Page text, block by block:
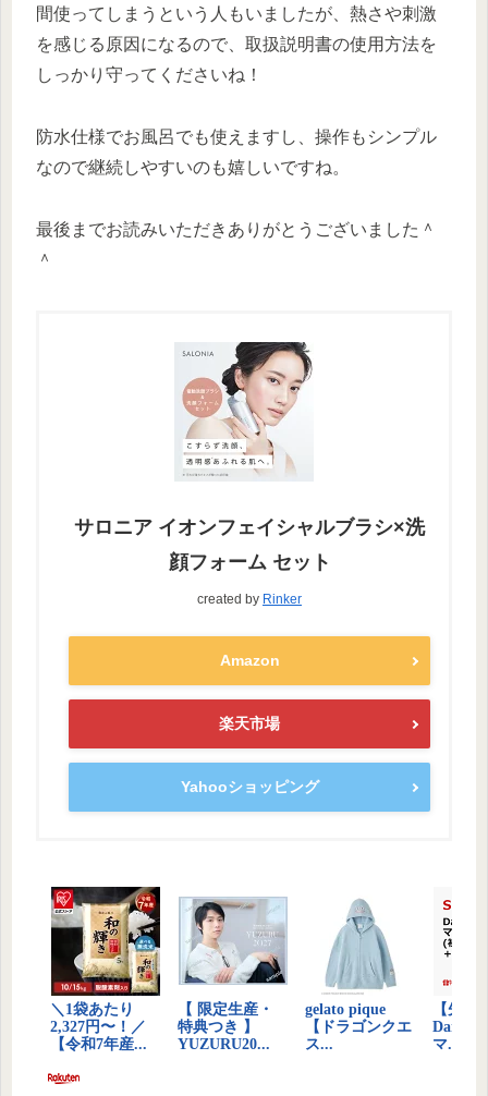
間使ってしまうという人もいましたが、熱さや刺激
を感じる原因になるので、取扱説明書の使用方法を
しっかり守ってくださいね！
防水仕様でお風呂でも使えますし、操作もシンプル
なので継続しやすいのも嬉しいですね。
最後までお読みいただきありがとうございました＾
＾
サロニア イオンフェイシャルブラシ×洗
顔フォーム セット
created by Rinker
Amazon
楽天市場
Yahooショッピング